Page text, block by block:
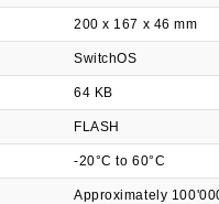
200 x 167 x 46 mm
SwitchOS
64 KB
FLASH
-20°C to 60°C
Approximately